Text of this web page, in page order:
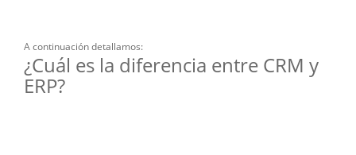
A continuación detallamos:
¿Cuál es la diferencia entre CRM y
ERP?